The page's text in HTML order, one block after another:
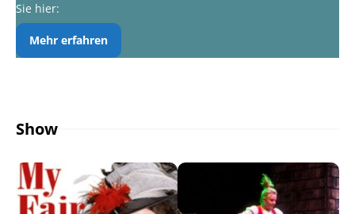
Sie hier:
Mehr erfahren
Show